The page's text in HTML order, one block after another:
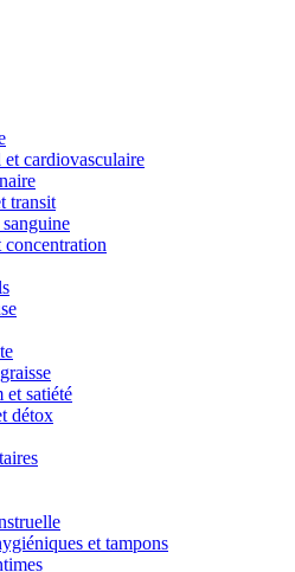
et cardiovasculaire
transit
et satiété
détox
et tampons